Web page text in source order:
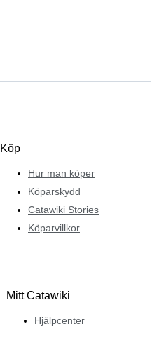
Köp
Hur man köper
Köparskydd
Catawiki Stories
Köparvillkor
Mitt Catawiki
Hjälpcenter